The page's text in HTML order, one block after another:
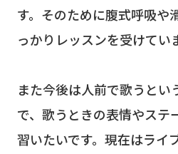
す。そのために腹式呼吸や
っかりレッスンを受けてい
また今後は人前で歌うとい
で、歌うときの表情やステ
習いたいです。現在はライ